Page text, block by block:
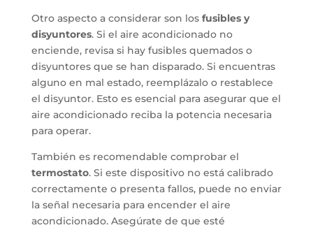
Otro aspecto a considerar son los fusibles y
disyuntores. Si el aire acondicionado no
enciende, revisa si hay fusibles quemados o
disyuntores que se han disparado. Si encuentras
alguno en mal estado, reemplázalo o restablece
el disyuntor. Esto es esencial para asegurar que el
aire acondicionado reciba la potencia necesaria
para operar.
También es recomendable comprobar el
termostato. Si este dispositivo no está calibrado
correctamente o presenta fallos, puede no enviar
la señal necesaria para encender el aire
acondicionado. Asegúrate de que esté